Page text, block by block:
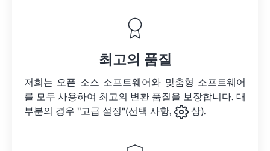
최고의 품질
저희는 오픈 소스 소프트웨어와 맞춤형 소프트웨어
를 모두 사용하여 최고의 변환 품질을 보장합니다. 대
부분의 경우 "고급 설정"(선택 사항,
상).